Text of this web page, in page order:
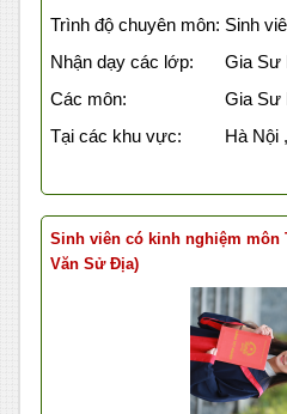
Trình độ chuyên môn: Sinh
Nhận dạy các lớp:
Gia Sư
Các môn:
Gia Sư
Tại các khu vực:
Hà Nội
Sinh viên có kinh nghiệm môn
Văn Sử Địa)